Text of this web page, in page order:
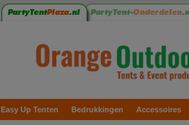
Easy Up Tenten Bedrukkingen Accessoires